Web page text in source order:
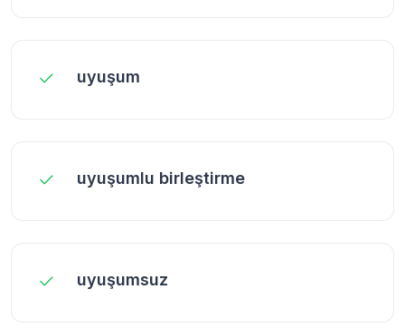
uyuşum
uyuşumlu birleştirme
uyuşumsuz